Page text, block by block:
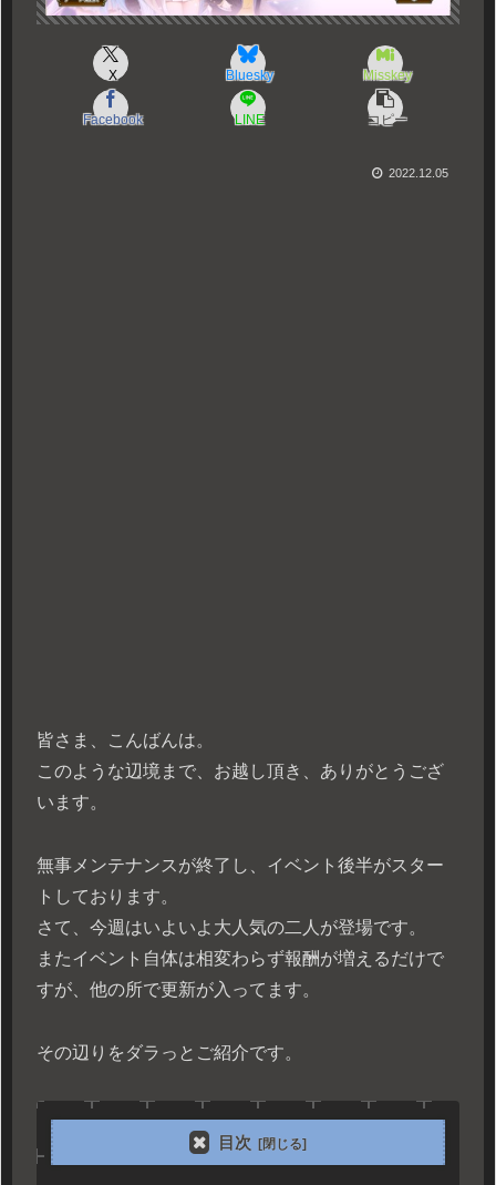
X Bluesky Misskey
Facebook LINE コピー
2022.12.05
皆さま、こんばんは。
このような辺境まで、お越し頂き、ありがとうござ
います。
無事メンテナンスが終了し、イベント後半がスター
トしております。
さて、今週はいよいよ大人気の二人が登場です。
またイベント自体は相変わらず報酬が増えるだけで
すが、他の所で更新が入ってます。
その辺りをダラっとご紹介です。
目次